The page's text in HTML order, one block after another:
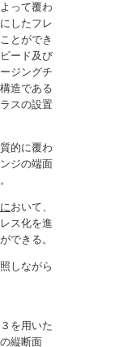
って覆わ
したフレ
とができ
ード及び
ジングチ
造である
スの設置
的に覆わ
ジの端面
おいて、
ス化を進
できる。
しながら
を用いた
縦断面